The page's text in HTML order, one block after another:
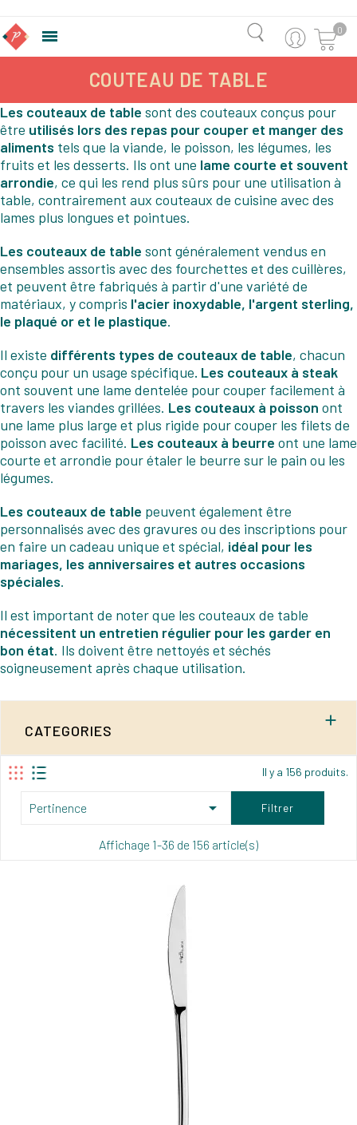
 0
COUTEAU DE TABLE
Les couteaux de table sont des couteaux conçus pour
être utilisés lors des repas pour couper et manger des
aliments tels que la viande, le poisson, les légumes, les
fruits et les desserts. Ils ont une lame courte et souvent
arrondie, ce qui les rend plus sûrs pour une utilisation à
table, contrairement aux couteaux de cuisine avec des
lames plus longues et pointues.
Les couteaux de table sont généralement vendus en
ensembles assortis avec des fourchettes et des cuillères,
et peuvent être fabriqués à partir d'une variété de
matériaux, y compris l'acier inoxydable, l'argent sterling,
le plaqué or et le plastique.
Il existe différents types de couteaux de table, chacun
conçu pour un usage spécifique. Les couteaux à steak
ont souvent une lame dentelée pour couper facilement à
travers les viandes grillées. Les couteaux à poisson ont
une lame plus large et plus rigide pour couper les filets de
poisson avec facilité. Les couteaux à beurre ont une lame
courte et arrondie pour étaler le beurre sur le pain ou les
légumes.
Les couteaux de table peuvent également être
personnalisés avec des gravures ou des inscriptions pour
en faire un cadeau unique et spécial, idéal pour les
mariages, les anniversaires et autres occasions
spéciales.
Il est important de noter que les couteaux de table
nécessitent un entretien régulier pour les garder en
bon état. Ils doivent être nettoyés et séchés
soigneusement après chaque utilisation.
CATEGORIES

Il y a 156 produits.
Pertinence  Filtrer
Affichage 1-36 de 156 article(s)